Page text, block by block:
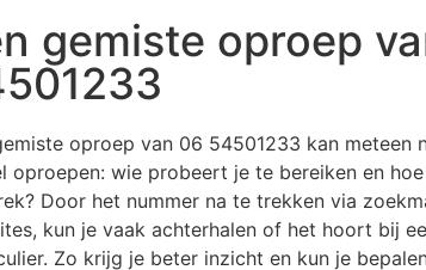
gemiste oproep
oproep van 06 54501233 kan meteen
oproepen: wie probeert je te bereiken en
Door het nummer na te trekken via
kun je vaak achterhalen of het hoort bij
Zo krijg je beter inzicht en kun je